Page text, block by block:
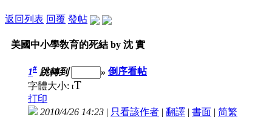
返回列表 回覆 發帖
美國中小學敎育的死結 by 沈 實
1# 跳轉到 » 倒序看帖
字體大小: tT
打印
2010/4/26 14:23 | 只看該作者 | 翻譯 | 書面 | 简繁